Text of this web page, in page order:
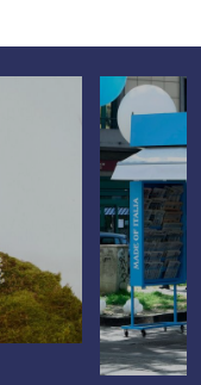
chapitres de la
000 euros , a été
Prix Spécial,d'une
décerné à
Pauline
les deux créatrices
privilégié avec
le plan créatif que
respectives et